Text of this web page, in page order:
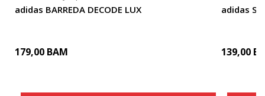
adidas BARREDA DECODE LUX
179,00 BAM
adidas
139,00